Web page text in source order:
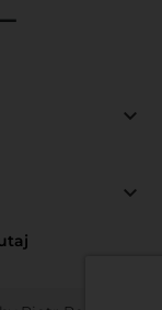

